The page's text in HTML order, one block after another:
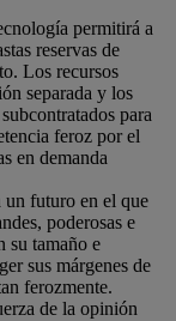
permitirá a
reservas de
Los recursos
separada y los
para
feroz por el
en demanda
un futuro en el que
poderosas e
su tamaño e
sus márgenes de
ferozmente.
de la opinión